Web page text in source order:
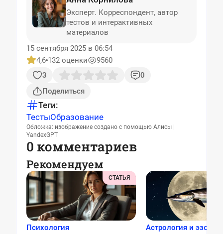
Эксперт. Корреспондент, автор
тестов и интерактивных
материалов
15 сентября 2025 в 06:54
4,6 132 оценки
9560
3
0
Поделиться
Теги:
ТестыОбразование
Обложка: изображение создано с помощью Алисы |
YandexGPT
0 комментариев
Рекомендуем
СТАТЬЯ
Психология Астрология и